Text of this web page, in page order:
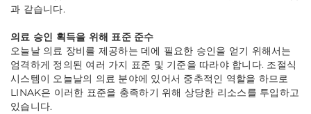
과 같습니다.
의료 승인 획득을 위해 표준 준수
오늘날 의료 장비를 제공하는 데에 필요한 승인을 얻기 위해서는
엄격하게 정의된 여러 가지 표준 및 기준을 따라야 합니다. 조절식
시스템이 오늘날의 의료 분야에 있어서 중추적인 역할을 하므로
LINAK은 이러한 표준을 충족하기 위해 상당한 리소스를 투입하고
있습니다.